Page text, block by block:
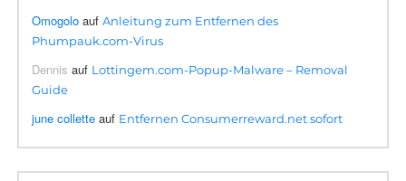
Omogolo aufAnleitung zum Entfernen des
Phumpauk.com-Virus
Dennis auf Lottingem.com-Popup-Malware – Removal
Guide
june collette auf Entfernen Consumerreward.net sofort